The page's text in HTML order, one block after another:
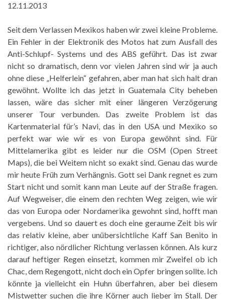
12.11.2013
Seit dem Verlassen Mexikos haben wir zwei kleine Probleme.
Ein Fehler in der Elektronik des Motos hat zum Ausfall des
Anti-Schlupf- Systems und des ABS geführt. Das ist zwar
nicht so dramatisch, denn vor vielen Jahren sind wir ja auch
ohne diese „Helferlein“ gefahren, aber man hat sich halt dran
gewöhnt. Wollte ich das jetzt in Guatemala City beheben
lassen, wäre das sicher mit einer längeren Verzögerung
unserer Tour verbunden. Das zweite Problem ist das
Kartenmaterial für’s Navi, das in den USA und Mexiko so
perfekt war wie wir es von Europa gewöhnt sind. Für
Mittelamerika gibt es leider nur die OSM (Open Street
Maps), die bei Weitem nicht so exakt sind. Genau das wurde
mir heute Früh zum Verhängnis. Gott sei Dank regnet es zum
Start nicht und somit kann man Leute auf der Straße fragen.
Auf Wegweiser, die einem den rechten Weg zeigen, wie wir
das von Europa oder Nordamerika gewohnt sind, hofft man
vergebens. Und so dauert es doch eine geraume Zeit bis wir
das relativ kleine, aber unübersichtliche Kaff San Benito in
richtiger, also nördlicher Richtung verlassen können. Als kurz
darauf heftiger Regen einsetzt, kommen mir Zweifel ob ich
Chac, dem Regengott, nicht doch ein Opfer bringen sollte. Ich
könnte ja vielleicht ein Huhn überfahren, aber bei diesem
Mistwetter suchen die ihre Körner auch lieber im Stall. Der